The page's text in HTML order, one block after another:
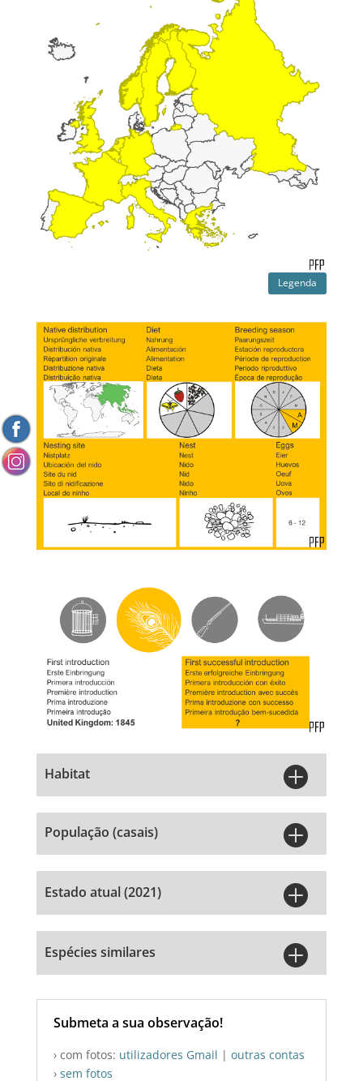
Legenda
Habitat 
População (casais) 
Estado atual (2021) 
Espécies similares 
Submeta a sua observação!
› com fotos: utilizadores Gmail | outras contas
› sem fotos